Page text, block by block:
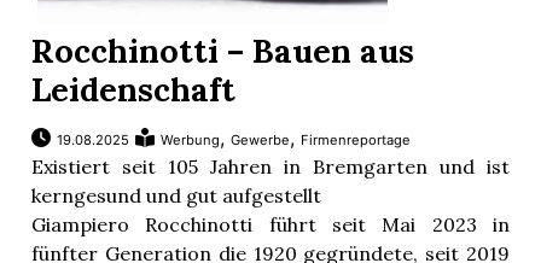
Rocchinotti – Bauen aus
Leidenschaft
19.08.2025 Werbung,Gewerbe, Firmenreportage
Existiert seit 105 Jahren in Bremgarten und ist
kerngesund und gut aufgestellt
Giampiero Rocchinotti führt seit Mai 2023 in
fünfter Generation die 1920 gegründete, seit 2019